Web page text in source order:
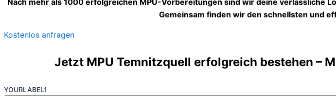
Nach mehr als 1000 erfolgreichen MPU-Vorbereitungen sind wir deine verlässliche
Gemeinsam finden wir den schnellsten und
Kostenlos anfragen
Jetzt MPU Temnitzquell erfolgreich bestehen –
YOURLABEL1